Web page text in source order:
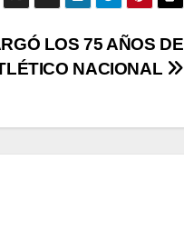
LOS 75 AÑOS DE
NACIONAL